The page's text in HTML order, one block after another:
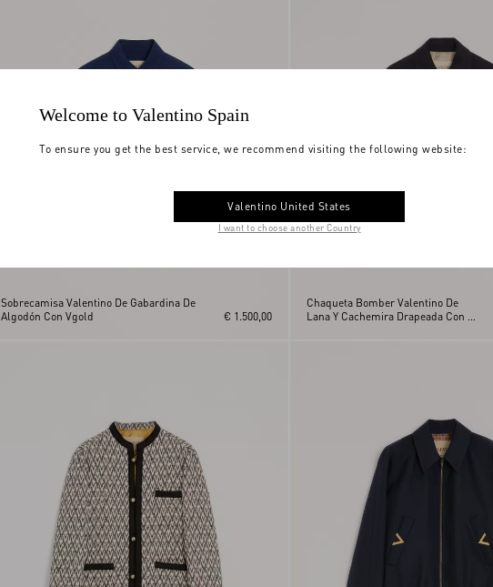
Sobrecamisa Valentino De Gabardina De
Algodón Con Vgold
€ 1.500,00
Chaqueta Bomber Valentino De
Lana Y Cachemira Drapeada Con V
Welcome to Valentino Spain
To ensure you get the best service, we recommend visiting the following website:
Valentino United States
I want to choose another Country